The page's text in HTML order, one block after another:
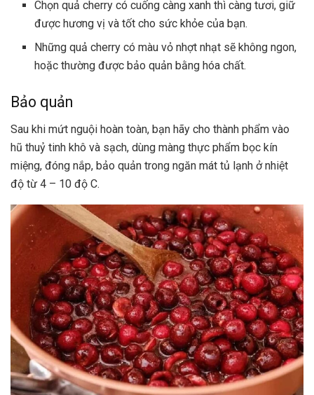
Chọn quả cherry có cuống càng xanh thì càng tươi, giữ
được hương vị và tốt cho sức khỏe của bạn.
Những quả cherry có màu vỏ nhợt nhạt sẽ không ngon,
hoặc thường được bảo quản bằng hóa chất.
Bảo quản
Sau khi mứt nguội hoàn toàn, bạn hãy cho thành phẩm vào
hũ thuỷ tinh khô và sạch, dùng màng thực phẩm bọc kín
miệng, đóng nắp, bảo quản trong ngăn mát tủ lạnh ở nhiệt
độ từ 4 – 10 độ C.